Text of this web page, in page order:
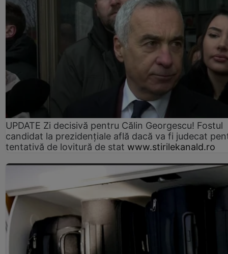
UPDATE Zi decisivă pentru Călin Georgescu! Fostul
candidat la prezidențiale află dacă va fi judecat
tentativă de lovitură de stat www.stirilekanald.ro